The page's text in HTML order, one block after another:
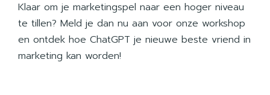
Klaar om je marketingspel naar een hoger niveau
te tillen? Meld je dan nu aan voor onze workshop
en ontdek hoe ChatGPT je nieuwe beste vriend in
marketing kan worden!